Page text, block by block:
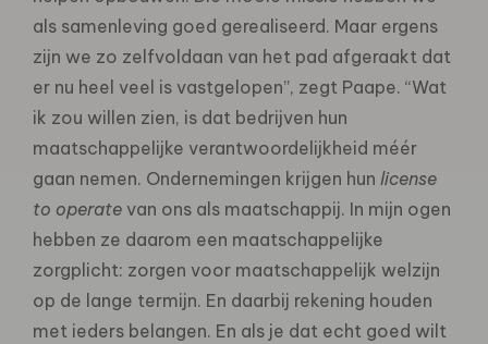
als samenleving goed gerealiseerd. Maar ergens
zijn we zo zelfvoldaan van het pad afgeraakt dat
er nu heel veel is vastgelopen”, zegt Paape. “Wat
ik zou willen zien, is dat bedrijven hun
maatschappelijke verantwoordelijkheid méér
gaan nemen. Ondernemingen krijgen hun license
to operate van ons als maatschappij. In mijn ogen
hebben ze daarom een maatschappelijke
zorgplicht: zorgen voor maatschappelijk welzijn
op de lange termijn. En daarbij rekening houden
met ieders belangen. En als je dat echt goed wilt